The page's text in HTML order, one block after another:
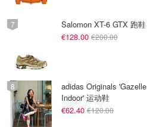
Salomon XT-6 GTX 跑鞋
€128.00 €200.00
adidas Originals 'Gazelle
Indoor' 运动鞋
€62.40 €120.00